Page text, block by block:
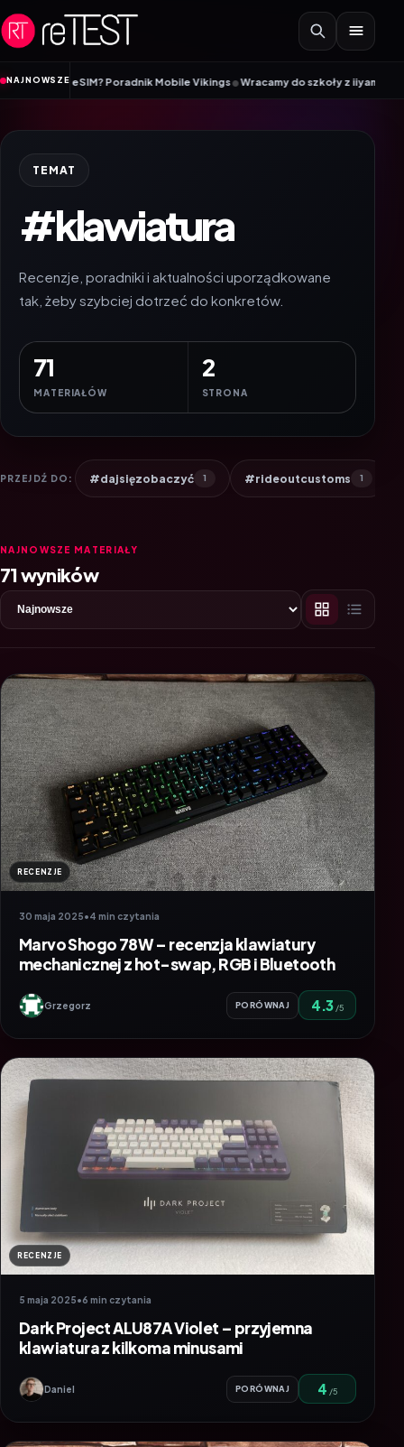
Przejdź do treści
NAJNOWSZE
Vikings•Wracamy do szkoły z iiyama – promocja Back to School na
TEMAT
#klawiatura
Recenzje, poradniki i aktualności uporządkowane
tak, żeby szybciej dotrzeć do konkretów.
71
MATERIAŁÓW
2
STRONA
PRZEJDŹ DO: #dajsięzobaczyć 1 #rideoutcustoms 1
NAJNOWSZE MATERIAŁY
71 wyników
RECENZJE
30 maja 2025•4 min czytania
Marvo Shogo 78W – recenzja klawiatury
mechanicznej z hot-swap, RGB i Bluetooth
Grzegorz PORÓWNAJ 4.3 /5
RECENZJE
5 maja 2025•6 min czytania
Dark Project ALU87A Violet – przyjemna
klawiatura z kilkoma minusami
Daniel PORÓWNAJ 4 /5